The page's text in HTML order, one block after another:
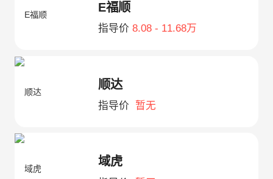
E福顺
指导价 8.08 - 11.68万
顺达
指导价 暂无
域虎